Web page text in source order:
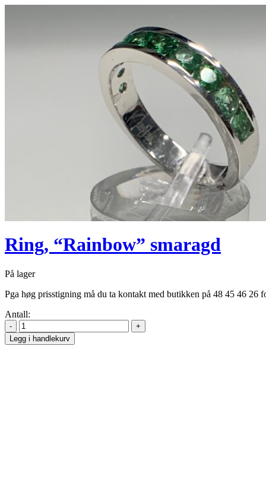
Ring, “Rainbow” smaragd
På lager
Pga høg prisstigning må du ta kontakt med butikken på 48 45 46 26
Antall:
Legg i handlekurv